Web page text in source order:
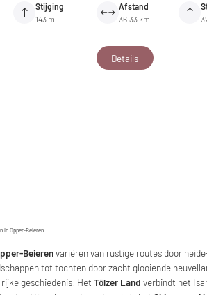
Stijging
143 m
Afstand
36.33 km
Details
in Opper-Beieren
Beierenvariëren van rustige routes door
tot tochten door zacht glooiende
geschiedenis. Het Tölzer Land verbindt het